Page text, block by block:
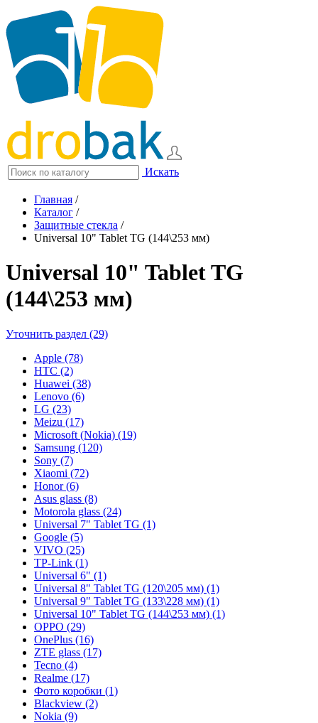
Искать
Главная /
Каталог /
Защитные стекла /
Universal 10" Tablet TG (144\253 мм)
Universal 10" Tablet TG
(144\253 мм)
Уточнить раздел (29)
Apple (78)
HTC (2)
Huawei (38)
Lenovo (6)
LG (23)
Meizu (17)
Microsoft (Nokia) (19)
Samsung (120)
Sony (7)
Xiaomi (72)
Honor (6)
Asus glass (8)
Motorola glass (24)
Universal 7" Tablet TG (1)
Google (5)
VIVO (25)
TP-Link (1)
Universal 6" (1)
Universal 8" Tablet TG (120\205 мм) (1)
Universal 9" Tablet TG (133\228 мм) (1)
Universal 10" Tablet TG (144\253 мм) (1)
OPPO (29)
OnePlus (16)
ZTE glass (17)
Tecno (4)
Realme (17)
Фото коробки (1)
Blackview (2)
Nokia (9)